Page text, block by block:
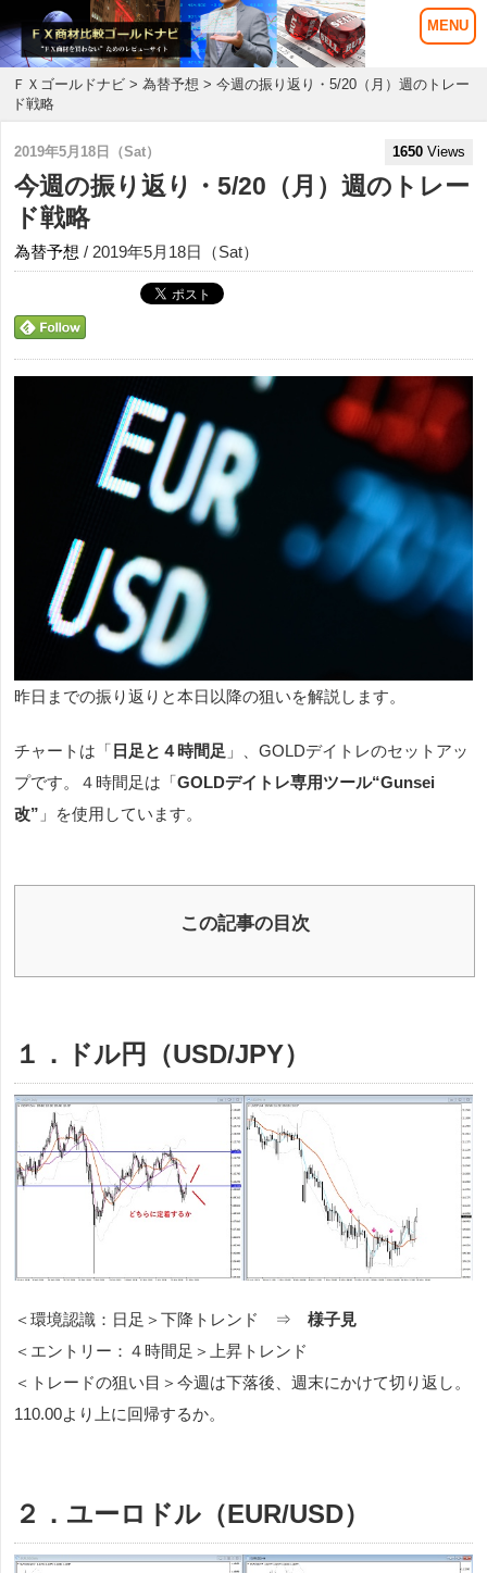
ＦＸゴールドナビ >為替予想 > 今週の振り返り・5/20（月）週のトレー
ド戦略
2019年5月18日（Sat） 1650 Views
今週の振り返り・5/20（月）週のトレー
ド戦略
為替予想 / 2019年5月18日（Sat）
昨日までの振り返りと本日以降の狙いを解説します。
チャートは「 日足と４時間足 」、GOLDデイトレのセットアッ
プです。４時間足は「GOLDデイトレ専用ツール“Gunsei
改” 」を使用しています。
この記事の目次
１．ドル円（USD/JPY）
＜環境認識：日足＞下降トレンド ⇒ 様子見
＜エントリー：４時間足＞上昇トレンド
＜トレードの狙い目＞今週は下落後、週末にかけて切り返し。
110.00より上に回帰するか。
２．ユーロドル（EUR/USD）